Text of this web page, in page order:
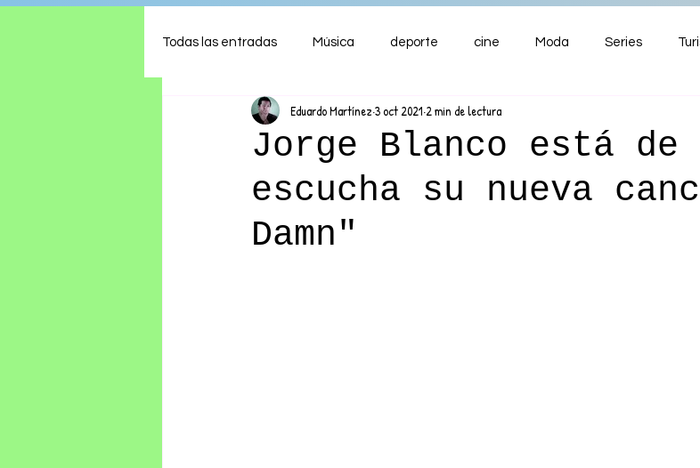
Todas las entradas Música deporte cine Moda Series
Shows Comida ENTRETENIMIENTO
Ambiente Hogar Finanzas
Jorge Blanco está de
escucha su nueva
Damn"
Eduardo Martínez 3 oct 2021 2 min de lectura